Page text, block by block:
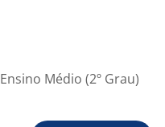
Ensino Médio (2º Grau)